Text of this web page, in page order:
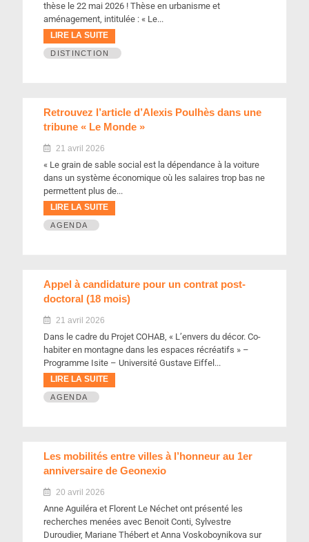
thèse le 22 mai 2026 ! Thèse en urbanisme et
aménagement, intitulée : « Le...
LIRE LA SUITE
DISTINCTION
Retrouvez l’article d’Alexis Poulhès dans une
tribune « Le Monde »
21 avril 2026
« Le grain de sable social est la dépendance à la voiture
dans un système économique où les salaires trop bas ne
permettent plus de...
LIRE LA SUITE
AGENDA
Appel à candidature pour un contrat post-
doctoral (18 mois)
21 avril 2026
Dans le cadre du Projet COHAB, « L’envers du décor. Co-
habiter en montagne dans les espaces récréatifs » –
Programme Isite – Université Gustave Eiffel...
LIRE LA SUITE
AGENDA
Les mobilités entre villes à l’honneur au 1er
anniversaire de Geonexio
20 avril 2026
Anne Aguiléra et Florent Le Néchet ont présenté les
recherches menées avec Benoit Conti, Sylvestre
Duroudier, Mariane Thébert et Anna Voskoboynikova sur